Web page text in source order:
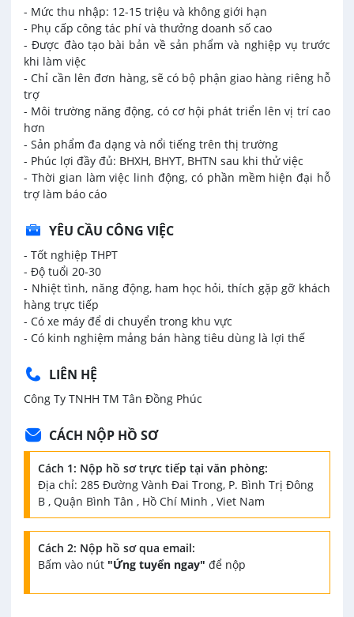
- Mức thu nhập: 12-15 triệu và không giới hạn
- Phụ cấp công tác phí và thưởng doanh số cao
- Được đào tạo bài bản về sản phẩm và nghiệp vụ trước
khi làm việc
- Chỉ cần lên đơn hàng, sẽ có bộ phận giao hàng riêng hỗ
trợ
- Môi trường năng động, có cơ hội phát triển lên vị trí cao
hơn
- Sản phẩm đa dạng và nổi tiếng trên thị trường
- Phúc lợi đầy đủ: BHXH, BHYT, BHTN sau khi thử việc
- Thời gian làm việc linh động, có phần mềm hiện đại hỗ
trợ làm báo cáo
YÊU CẦU CÔNG VIỆC
- Tốt nghiệp THPT
- Độ tuổi 20-30
- Nhiệt tình, năng động, ham học hỏi, thích gặp gỡ khách
hàng trực tiếp
- Có xe máy để di chuyển trong khu vực
- Có kinh nghiệm mảng bán hàng tiêu dùng là lợi thế
LIÊN HỆ
Công Ty TNHH TM Tân Đồng Phúc
CÁCH NỘP HỒ SƠ
Cách 1: Nộp hồ sơ trực tiếp tại văn phòng:
Địa chỉ: 285 Đường Vành Đai Trong, P. Bình Trị Đông
B , Quận Bình Tân , Hồ Chí Minh , Viet Nam
Cách 2: Nộp hồ sơ qua email:
Bấm vào nút "Ứng tuyển ngay" để nộp